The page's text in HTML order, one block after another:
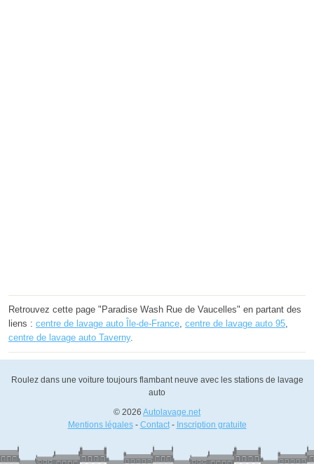
Retrouvez cette page "Paradise Wash Rue de Vaucelles" en partant des
liens : centre de lavage auto Île-de-France centre de lavage auto 95
centre de lavage auto Taverny.
Roulez dans une voiture toujours flambant neuve avec les stations de lavage
auto
© 2026 Autolavage.net
Mentions légales- Contact- Inscription gratuite